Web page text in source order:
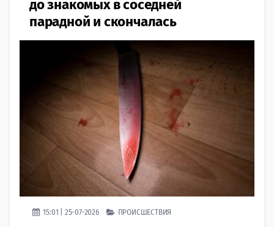
до знакомых в соседней
парадной и скончалась
15:01 | 25-07-2026 ПРОИСШЕСТВИЯ